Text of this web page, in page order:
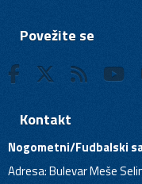
Povežite se
Kontakt
Nogometni/Fudbalski
Adresa: Bulevar Meše